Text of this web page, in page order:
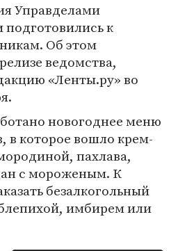
Управделами
подготовились к
Об этом
ведомства,
«Ленты.ру» во
новогоднее меню
в которое вошло крем-
пахлава,
с мороженым. К
безалкогольный
имбирем или